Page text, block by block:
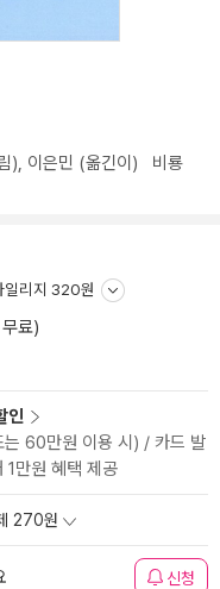
), 이은민 (옮긴이) 비룡
일리지 320원
료)
인
60만원 이용 시) / 카드 발
1만원 혜택 제공
270원
신청